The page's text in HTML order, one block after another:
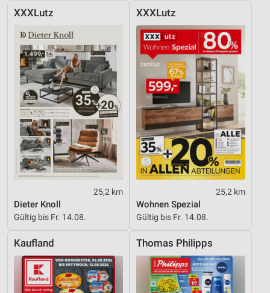
XXXLutz
25,2 km
Dieter Knoll
Gültig bis Fr. 14.08.
XXXLutz
25,2 km
Wohnen Spezial
Gültig bis Fr. 14.08.
Kaufland Thomas Philipps